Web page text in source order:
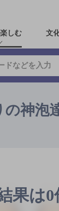
しむ 文
の神泡
果は0